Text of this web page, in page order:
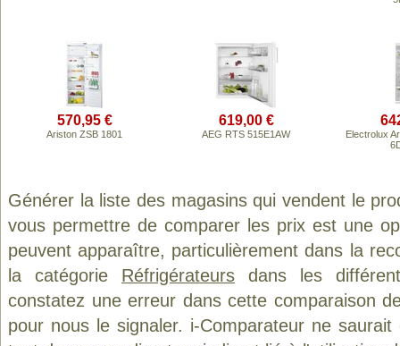
570,95 €
Ariston ZSB 1801
619,00 €
AEG RTS 515E1AW
Electrolux
Générer la liste des magasins qui vendent le
vous permettre de comparer les prix est une
peuvent apparaître, particulièrement dans la
la catégorie Réfrigérateurs dans les
constatez une erreur dans cette comparaison
pour nous le signaler. i-Comparateur ne